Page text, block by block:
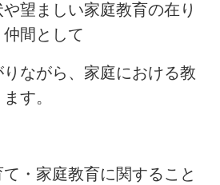
望ましい家庭教育の在り
間として
ら、家庭における教
す。
庭教育に関すること